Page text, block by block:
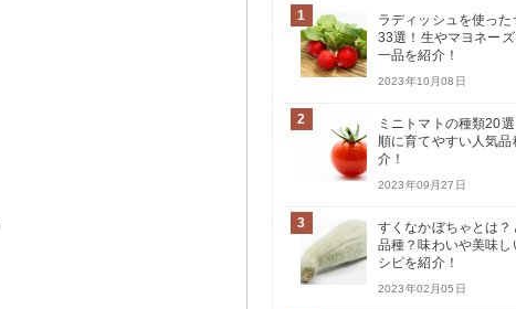
1
ラディッシュを使っ
33選！生やマヨネー
一品を紹介！
2023年10月08日
2
ミニトマトの種類20
順に育てやすい人気
介！
2023年09月27日
3
すくなかぼちゃとは？
品種？味わいや美味し
シピを紹介！
2023年02月05日